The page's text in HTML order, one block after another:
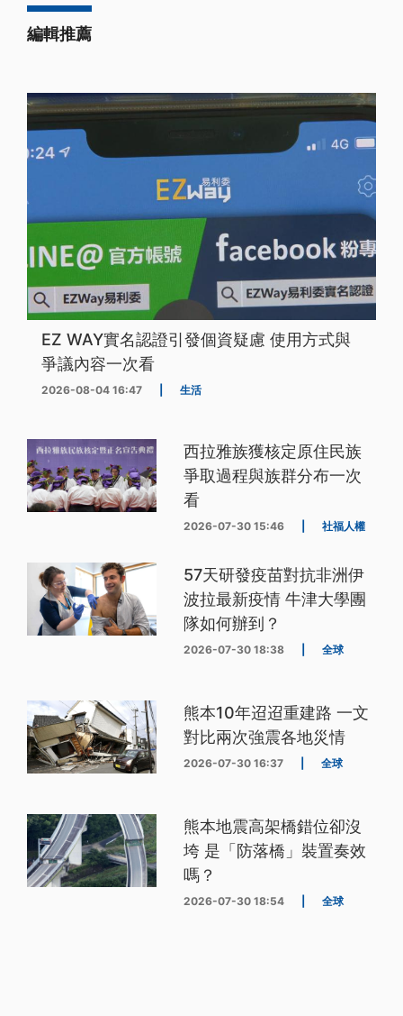
編輯推薦
EZ WAY實名認證引發個資疑慮 使用方式與
爭議內容一次看
2026-08-04 16:47 生活
西拉雅族獲核定原住民族
爭取過程與族群分布一次
看
2026-07-30 15:46 社福人權
57天研發疫苗對抗非洲伊
波拉最新疫情 牛津大學團
隊如何辦到？
2026-07-30 18:38 全球
熊本10年迢迢重建路 一文
對比兩次強震各地災情
2026-07-30 16:37 全球
熊本地震高架橋錯位卻沒
垮 是「防落橋」裝置奏效
嗎？
2026-07-30 18:54 全球